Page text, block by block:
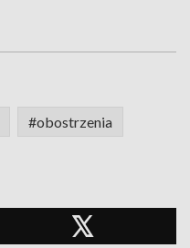
#obostrzenia